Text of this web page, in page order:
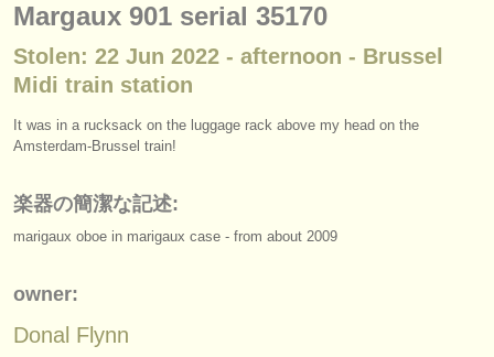
盗まれた楽器
ディレクトリー:
ユース オーケストラ
musicalchairs:
musicalchairsについて
お問い合わせ
Margaux 901 serial 35170
Stolen: 22 Jun 2022 - afternoon - Brussel
Midi train station
It was in a rucksack on the luggage rack above my head on the
Amsterdam-Brussel train!
楽器の簡潔な記述:
marigaux oboe in marigaux case - from about 2009
owner:
Donal Flynn